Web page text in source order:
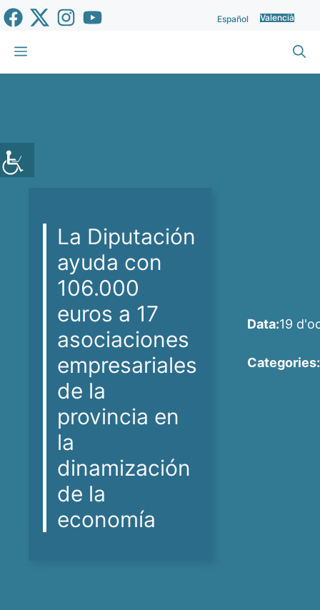
Vés
al
contingut
Español Valencià
Menu
La Diputación
ayuda con
106.000
euros a 17
asociaciones
empresariales
de la
provincia en
la
dinamización
de la
economía
Data:19
Categories: